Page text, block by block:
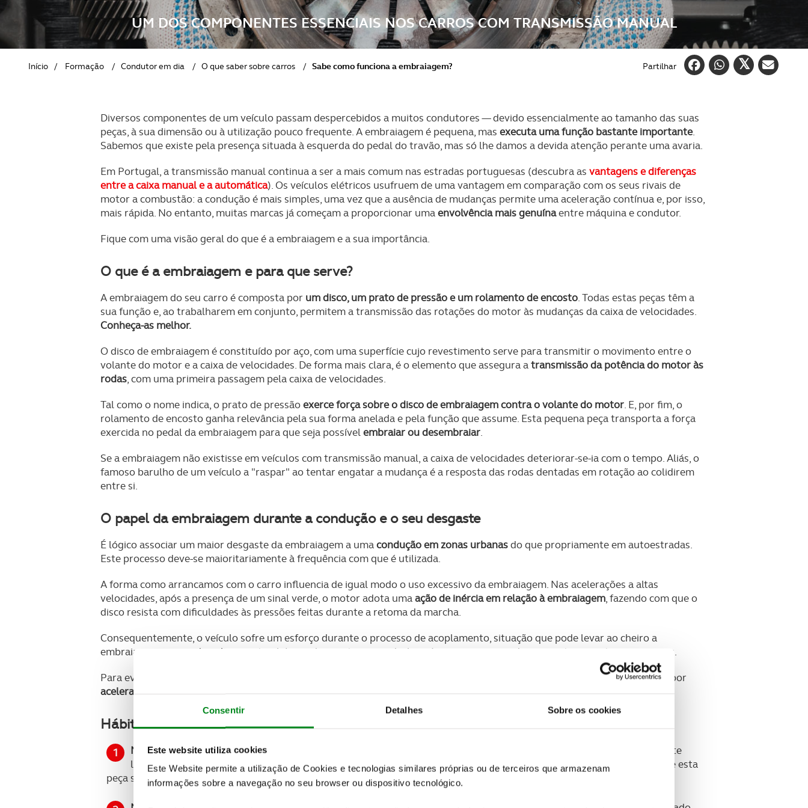
Consentir Detalhes Sobre os cookies
Este website utiliza cookies
Este Website permite a utilização de Cookies e tecnologias similares próprias ou de terceiros que armazenam
informações sobre a navegação no seu browser ou dispositivo tecnológico.
REVISTA ACP
CLÁSSICOS
GOLFE
PETS
SOBRE O ACP SEGUROSUM DOS COMPONENTES ESSENCIAIS NOS CARROS COM TRANSMISSÃO MANUAL
Início / Formação / Condutor em dia / O que saber sobre carros / Sabe como funciona a embraiagem? Partilhar
Diversos componentes de um veículo passam despercebidos a muitos condutores — devido essencialmente ao tamanho das suas
peças, à sua dimensão ou à utilização pouco frequente. A embraiagem é pequena, mas executa uma função bastante importante.
Sabemos que existe pela presença situada à esquerda do pedal do travão, mas só lhe damos a devida atenção perante uma avaria.
Em Portugal, a transmissão manual continua a ser a mais comum nas estradas portuguesas (descubra as vantagens e diferenças
entre a caixa manual e a automática). Os veículos elétricos usufruem de uma vantagem em comparação com os seus rivais de
motor a combustão: a condução é mais simples, uma vez que a ausência de mudanças permite uma aceleração contínua e, por isso,
mais rápida. No entanto, muitas marcas já começam a proporcionar umaenvolvência maisgenuínaentre máquina e condutor.
Fique com uma visão geral do que é a embraiagem e a sua importância.
O que é a embraiagem e para que serve?
A embraiagem do seu carro é composta por um disco, um prato de pressão e um rolamento de encosto. Todas estas peças têm a
sua função e, ao trabalharem em conjunto, permitem a transmissão das rotações do motor às mudanças da caixa de velocidades.
Conheça-as melhor.
O disco de embraiagem é constituído por aço, com uma superfície cujo revestimento serve para transmitir o movimento entre o
volante do motor e a caixa de velocidades. De forma mais clara, é o elemento que assegura atransmissão da potência do motor às
rodas, com uma primeira passagem pela caixa de velocidades.
Tal como o nome indica, o prato de pressãoexerce força sobre o disco de embraiagem contra o volante do motor. E, por fim, o
rolamento de encosto ganha relevância pela sua forma anelada e pela função que assume. Esta pequena peça transporta a força
exercida no pedal da embraiagem para que seja possívelembraiar ou desembraiar.
Se a embraiagem não existisse em veículos com transmissão manual, a caixa de velocidades deteriorar-se-ia com o tempo. Aliás, o
famoso barulho de um veículo a "raspar" ao tentar engatar a mudança é a resposta das rodas dentadas em rotação ao colidirem
entre si.
O papel da embraiagem durante a condução e o seu desgaste
É lógico associar um maior desgaste da embraiagem a umacondução em zonas urbanasdo que propriamente em autoestradas.
Este processo deve-se maioritariamente à frequência com que é utilizada.
A forma como arrancamos com o carro influencia de igual modo o uso excessivo da embraiagem. Nas acelerações a altas
velocidades, após a presença de um sinal verde, o motor adota umaação de inércia em relação à embraiagem, fazendo com que o
disco resista com dificuldades às pressões feitas durante a retoma da marcha.
Consequentemente, o veículo sofre um esforço durante o processo de acoplamento, situação que pode levar ao cheiro a
embraiagem queimada – algo que também pode acontecer em declives íngremes ou quando o carro transporta carga a mais.
Para evitar gastos desnecessários em reparações, a melhor maneira de manter uma embraiagem em boas condições passa por
acelerar apenas o suficiente para pôr o carro a andar
Hábitos de condução que prejudicam a embraiagem
Não deixe o pé sobre a embraiagem
. Deixar o pé levemente sobre o pedal faz com que o disco da embraiagem se afaste
ligeiramente do motor. O carro pode seguir a marcha com normalidade; contudo, qualquer força indevida faz com que esta
peça se desgaste de forma rápida e desigual.